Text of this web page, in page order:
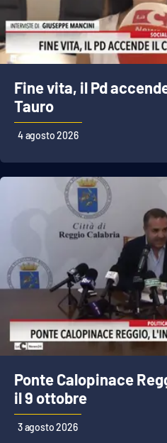
EDIZIONI
LOCALI
Catanzaro
Crotone
Reggio Calabria
Cosenza
Lamezia Terme
PROGETTI
SPECIALI
Buona Sanità Calabria
LA
CALABRIAVISIONE
Fine vita, il Pd
Tauro
4 agosto 2026
Ponte Calopinace
il 9 ottobre
3 agosto 2026